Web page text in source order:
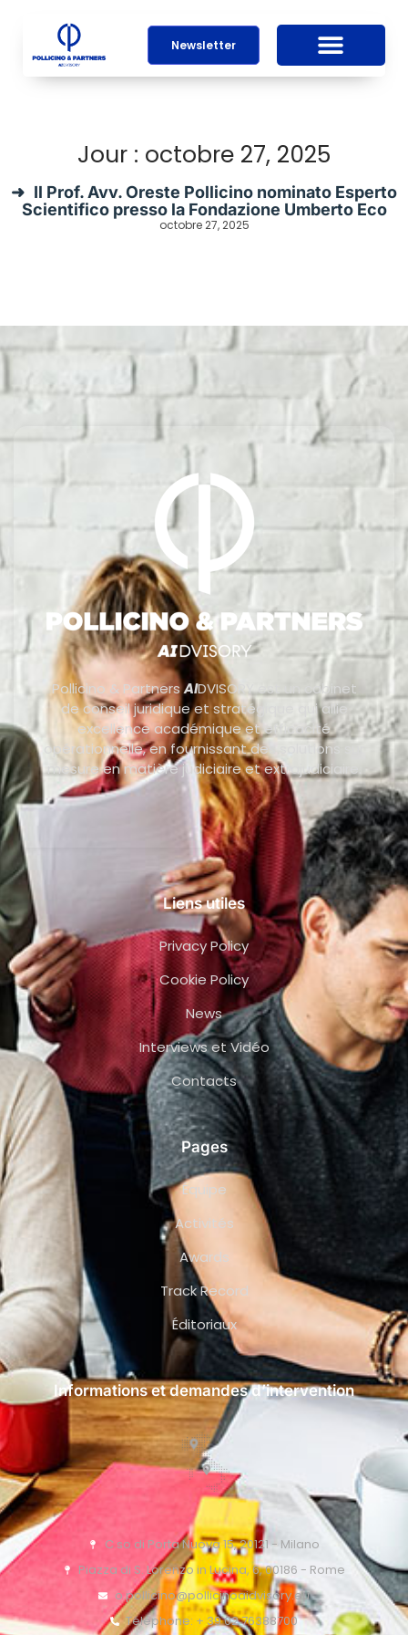
Newsletter
Jour : octobre 27, 2025
Il Prof. Avv. Oreste Pollicino nominato Esperto
Scientifico presso la Fondazione Umberto Eco
octobre 27, 2025
Pollicino & PartnersAIDVISORY est un cabinet
de conseil juridique et stratégique qui allie
excellence académique et efficacité
opérationnelle, en fournissant des solutions sur
mesure en matière judiciaire et extrajudiciaire.
Liens utiles
Privacy Policy
Cookie Policy
News
Interviews et Vidéo
Contacts
Pages
Équipe
Activités
Awards
Track Record
Éditoriaux
Informations et demandes d’intervention
C.so di Porta Nuova 15, 20121 - Milano
Piazza di S. Lorenzo in Lucina, 6, 00186 - Rome
o.pollicino@pollicinoaidvisory.eu
Téléphone: + 39 02 76388700